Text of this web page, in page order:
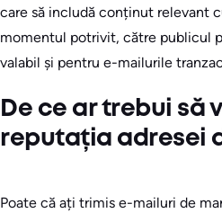
care să includă conținut relevant
momentul potrivit, către publicul
valabil și pentru e-mailurile
De ce ar trebui să
reputația adresei
Poate că ați trimis e-mailuri de